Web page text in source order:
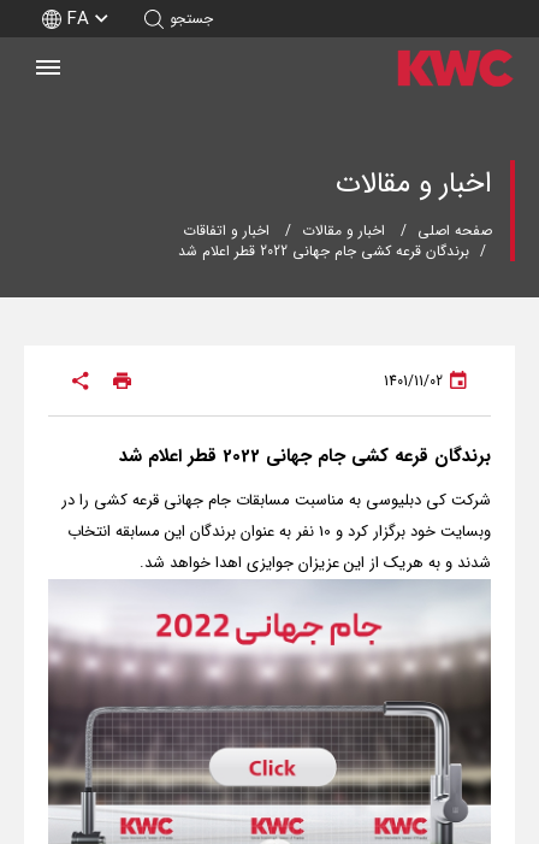
جستجو FA
اخبار و مقالات
صفحه اصلی اخبار و مقالات
اخبار و اتفاقات
برندگان قرعه کشی جام جهانی 2022 قطر اعلام شد
1401/11/02
برندگان قرعه کشی جام جهانی 2022 قطر اعلام شد
شرکت کی دبلیوسی به مناسبت مسابقات جام جهانی قرعه کشی را در
وبسایت خود برگزار کرد و 10 نفر به عنوان برندگان این مسابقه انتخاب
شدند و به هریک از این عزیزان جوایزی اهدا خواهد شد.